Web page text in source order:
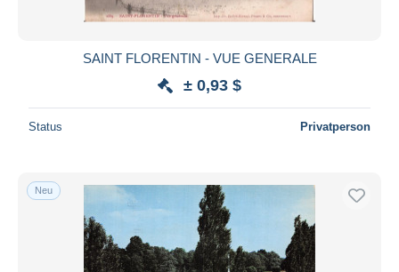
SAINT FLORENTIN - VUE GENERALE
± 0,93 $
Status Privatperson
Neu